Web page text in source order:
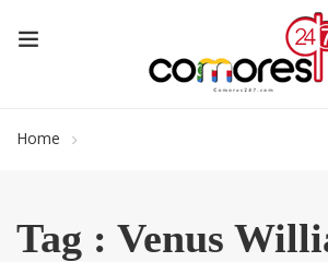
Home
Tag : Venus